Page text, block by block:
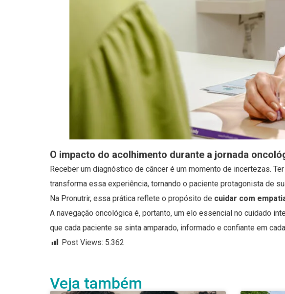
O impacto do acolhimento durante a jornada
Receber um diagnóstico de câncer é um momento de incertezas.
transforma essa experiência, tornando o paciente protagonista de
Na Pronutrir, essa prática reflete o propósito de cuidar com
A navegação oncológica é, portanto, um elo essencial no cuidado
que cada paciente se sinta amparado, informado e confiante em
Post Views: 5.362
Veja também